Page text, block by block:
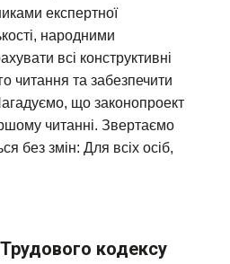
експертної
народними
всі конструктивні
читання та забезпечити
що законопроект
читанні. Звертаємо
без змін: Для всіх осіб,
кодексу